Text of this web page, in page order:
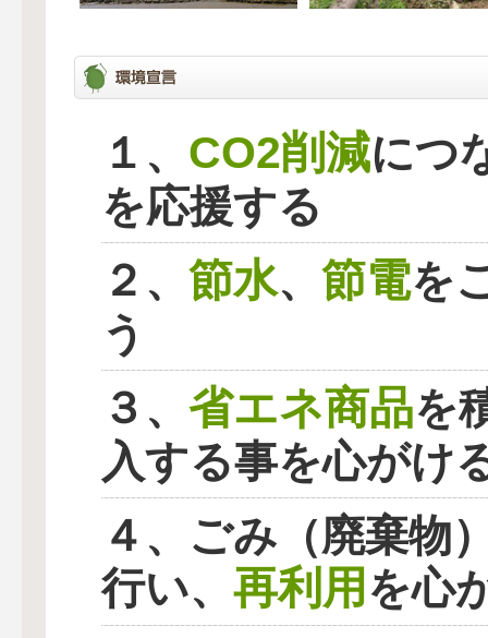
１、 CO2削減につ
を応援する
２、 節水、 節電を
う
３、 省エネ商品を
入する事を心がけ
４、ごみ（廃棄物
行い、 再利用を心